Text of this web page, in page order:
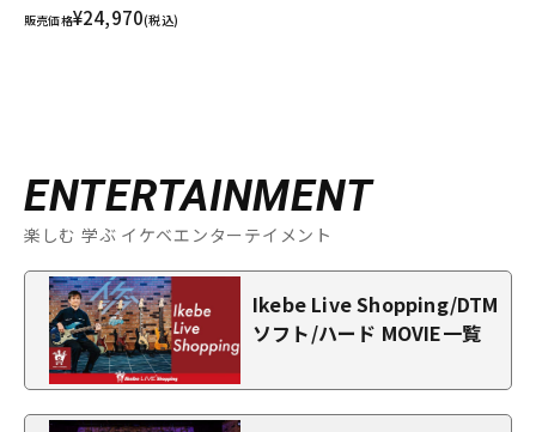
販売価格¥24,970(税込)
ENTERTAINMENT
楽しむ 学ぶ イケベエンターテイメント
Ikebe Live Shopping/DTM
ソフト/ハード MOVIE一覧